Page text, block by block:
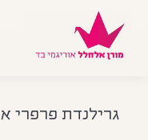
גרילנדת פרפרי